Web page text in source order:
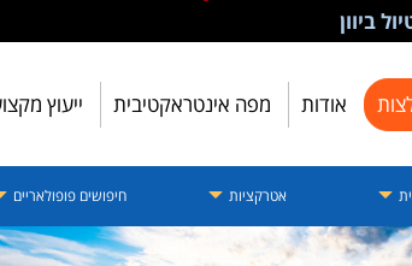
ביוון
אודות מפה אינטראקטיבית ייעוץ
אטרקציות חיפושים פופולאריים